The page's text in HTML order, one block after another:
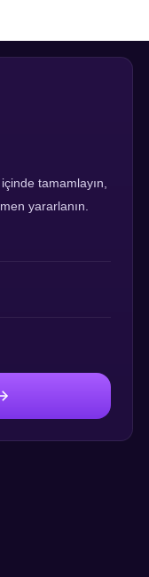
tamamlayın,
yararlanın.